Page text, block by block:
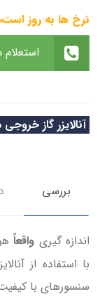
نرخ ها به روز
آنالایزر گاز
بررسی
اندازه گیری واقعاً
با استفاده از
سنسورهای با